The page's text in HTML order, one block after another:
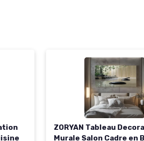
ZORYAN Tableau
Murale Salon Cadre en